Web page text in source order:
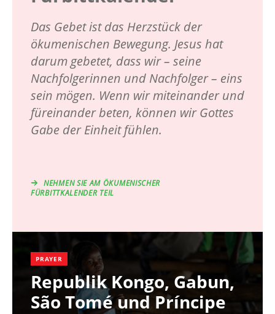
Das Gebet ist das Herzstück der
ökumenischen Bewegung. Jesus hat
darum gebetet, dass wir – seine
Nachfolgerinnen und Nachfolger – eins
sein mögen. Wenn wir miteinander und
füreinander beten, können wir Gottes
Gabe der Einheit fühlen.
NEHMEN SIE AM ÖKUMENISCHER
FÜRBITTKALENDER TEIL
PRAYER
Republik Kongo, Gabun,
São Tomé und Príncipe